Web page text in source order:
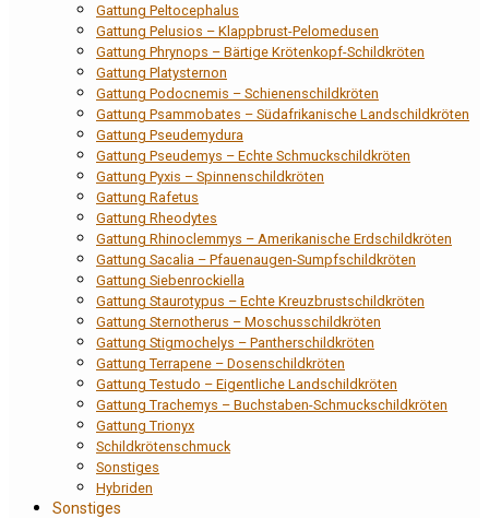
Gattung Peltocephalus
Gattung Pelusios – Klappbrust-Pelomedusen
Gattung Phrynops – Bärtige Krötenkopf-Schildkröten
Gattung Platysternon
Gattung Podocnemis – Schienenschildkröten
Gattung Psammobates – Südafrikanische Landschildkröten
Gattung Pseudemydura
Gattung Pseudemys – Echte Schmuckschildkröten
Gattung Pyxis – Spinnenschildkröten
Gattung Rafetus
Gattung Rheodytes
Gattung Rhinoclemmys – Amerikanische Erdschildkröten
Gattung Sacalia – Pfauenaugen-Sumpfschildkröten
Gattung Siebenrockiella
Gattung Staurotypus – Echte Kreuzbrustschildkröten
Gattung Sternotherus – Moschusschildkröten
Gattung Stigmochelys – Pantherschildkröten
Gattung Terrapene – Dosenschildkröten
Gattung Testudo – Eigentliche Landschildkröten
Gattung Trachemys – Buchstaben-Schmuckschildkröten
Gattung Trionyx
Schildkrötenschmuck
Sonstiges
Hybriden
Sonstiges